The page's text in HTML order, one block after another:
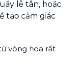
lễ tân, hoặc
tạo cảm giác